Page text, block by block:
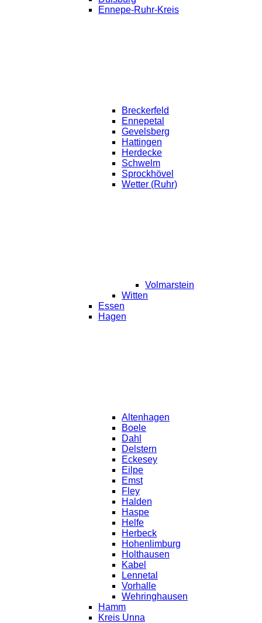
Ennepe-Ruhr-Kreis
Breckerfeld
Ennepetal
Gevelsberg
Hattingen
Herdecke
Schwelm
Sprockhövel
Wetter (Ruhr)
Volmarstein
Witten
Essen
Hagen
Altenhagen
Boele
Dahl
Delstern
Eckesey
Eilpe
Emst
Fley
Halden
Haspe
Helfe
Herbeck
Hohenlimburg
Holthausen
Kabel
Lennetal
Vorhalle
Wehringhausen
Hamm
Kreis Unna